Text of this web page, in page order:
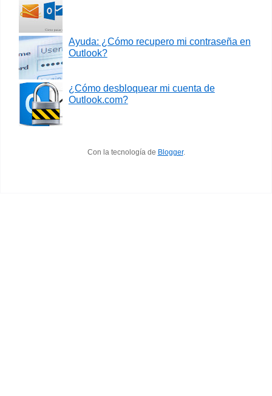
Ayuda: ¿Cómo recupero mi contraseña en
Outlook?
¿Cómo desbloquear mi cuenta de
Outlook.com?
Con la tecnología de Blogger.